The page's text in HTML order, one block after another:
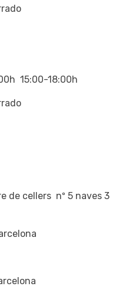
15:00-18:00h
de cellers nº 5 naves 3